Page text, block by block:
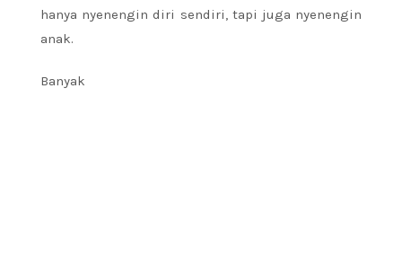
hanya nyenengin diri sendiri, tapi juga nyenengin
anak.
Banyak